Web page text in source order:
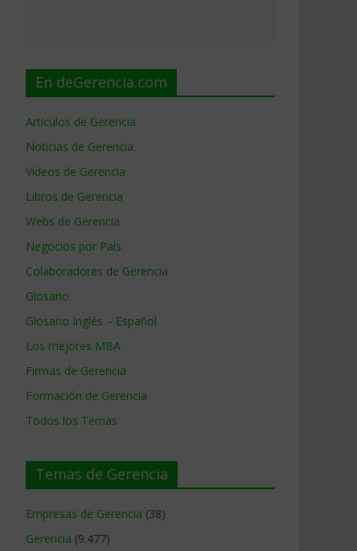
En deGerencia.com
Artículos de Gerencia
Noticias de Gerencia
Videos de Gerencia
Libros de Gerencia
Webs de Gerencia
Negocios por País
Colaboradores de Gerencia
Glosario
Glosario Inglés – Español
Los mejores MBA
Firmas de Gerencia
Formación de Gerencia
Todos los Temas
Temas de Gerencia
Empresas de Gerencia (38)
Gerencia (9.477)